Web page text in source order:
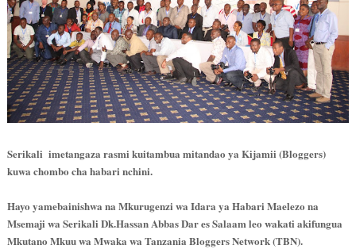
Serikali imetangaza rasmi kuitambua mitandao ya Kijamii (Bloggers)
kuwa chombo cha habari nchini.
Hayo yamebainishwa na Mkurugenzi wa Idara ya Habari Maelezo na
Msemaji wa Serikali Dk.Hassan Abbas Dar es Salaam leo wakati akifungua
Mkutano Mkuu wa Mwaka wa Tanzania Bloggers Network (TBN).